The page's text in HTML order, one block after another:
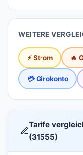
WEITERE
⚡ Strom 🔥
💳 Girokonto
Tarife
(31555)